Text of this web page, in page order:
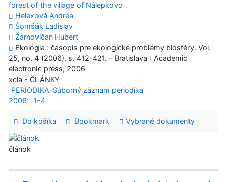
forest of the village of Nálepkovo
Helexová Andrea
Šomšák Ladislav
Žarnovičan Hubert
Ekológia : časopis pre ekologické problémy biosféry. Vol.
25, no. 4 (2006), s. 412-421. - Bratislava : Academic
electronic press, 2006
xcla - ČLÁNKY
PERIODIKÁ-Súborný záznam periodika
2006:
1-4
Do košíka Bookmark Vybrané dokumenty
článok